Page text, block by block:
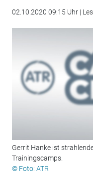
02.10.2020 09:15 Uhr |
Gerrit Hanke ist
Trainingscamps.
© Foto: ATR